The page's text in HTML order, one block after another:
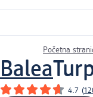
Početna
Balea
4.7 (